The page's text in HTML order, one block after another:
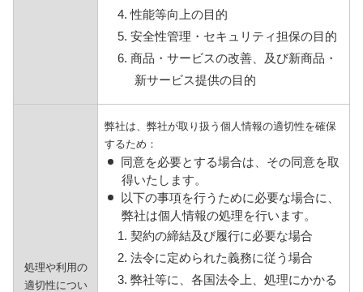
4. 性能等向上の目的
5. 安全性管理・セキュリティ担保の目的
6. 商品・サービスの改善、及び新商品・
新サービス提供の目的
処理や利用の
適切性につい
弊社は、弊社が取り扱う個人情報の適切性を確保
するため：
同意を必要とする場合は、その同意を取
得いたします。
以下の事項を行うために必要な場合に、
弊社は個人情報の処理を行います。
1. 契約の締結及び履行に必要な場合
2. 法令に定められた義務に従う場合
3. 弊社等に、各国法令上、処理にかかる